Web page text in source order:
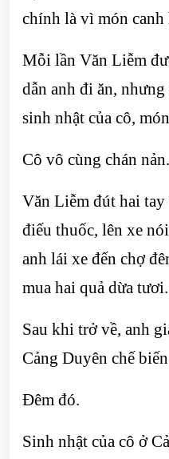
chính là vì món canh
Mỗi lần Văn Liễm
dẫn anh đi ăn,
sinh nhật của cô,
Cô vô cùng chán nản.
Văn Liễm đút hai
điếu thuốc, lên xe
anh lái xe đến chợ
mua hai quả dừa tươi.
Sau khi trở về, anh
Cảng Duyên chế
Đêm đó.
Sinh nhật của cô ở